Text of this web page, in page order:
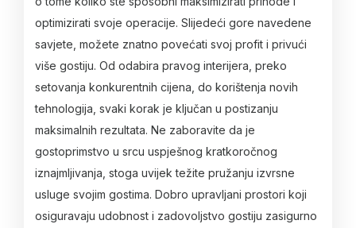
optimizirati svoje operacije. Slijedeći gore navedene
savjete, možete znatno povećati svoj profit i privući
više gostiju. Od odabira pravog interijera, preko
setovanja konkurentnih cijena, do korištenja novih
tehnologija, svaki korak je ključan u postizanju
maksimalnih rezultata. Ne zaboravite da je
gostoprimstvo u srcu uspješnog kratkoročnog
iznajmljivanja, stoga uvijek težite pružanju izvrsne
usluge svojim gostima. Dobro upravljani prostori koji
osiguravaju udobnost i zadovoljstvo gostiju zasigurno